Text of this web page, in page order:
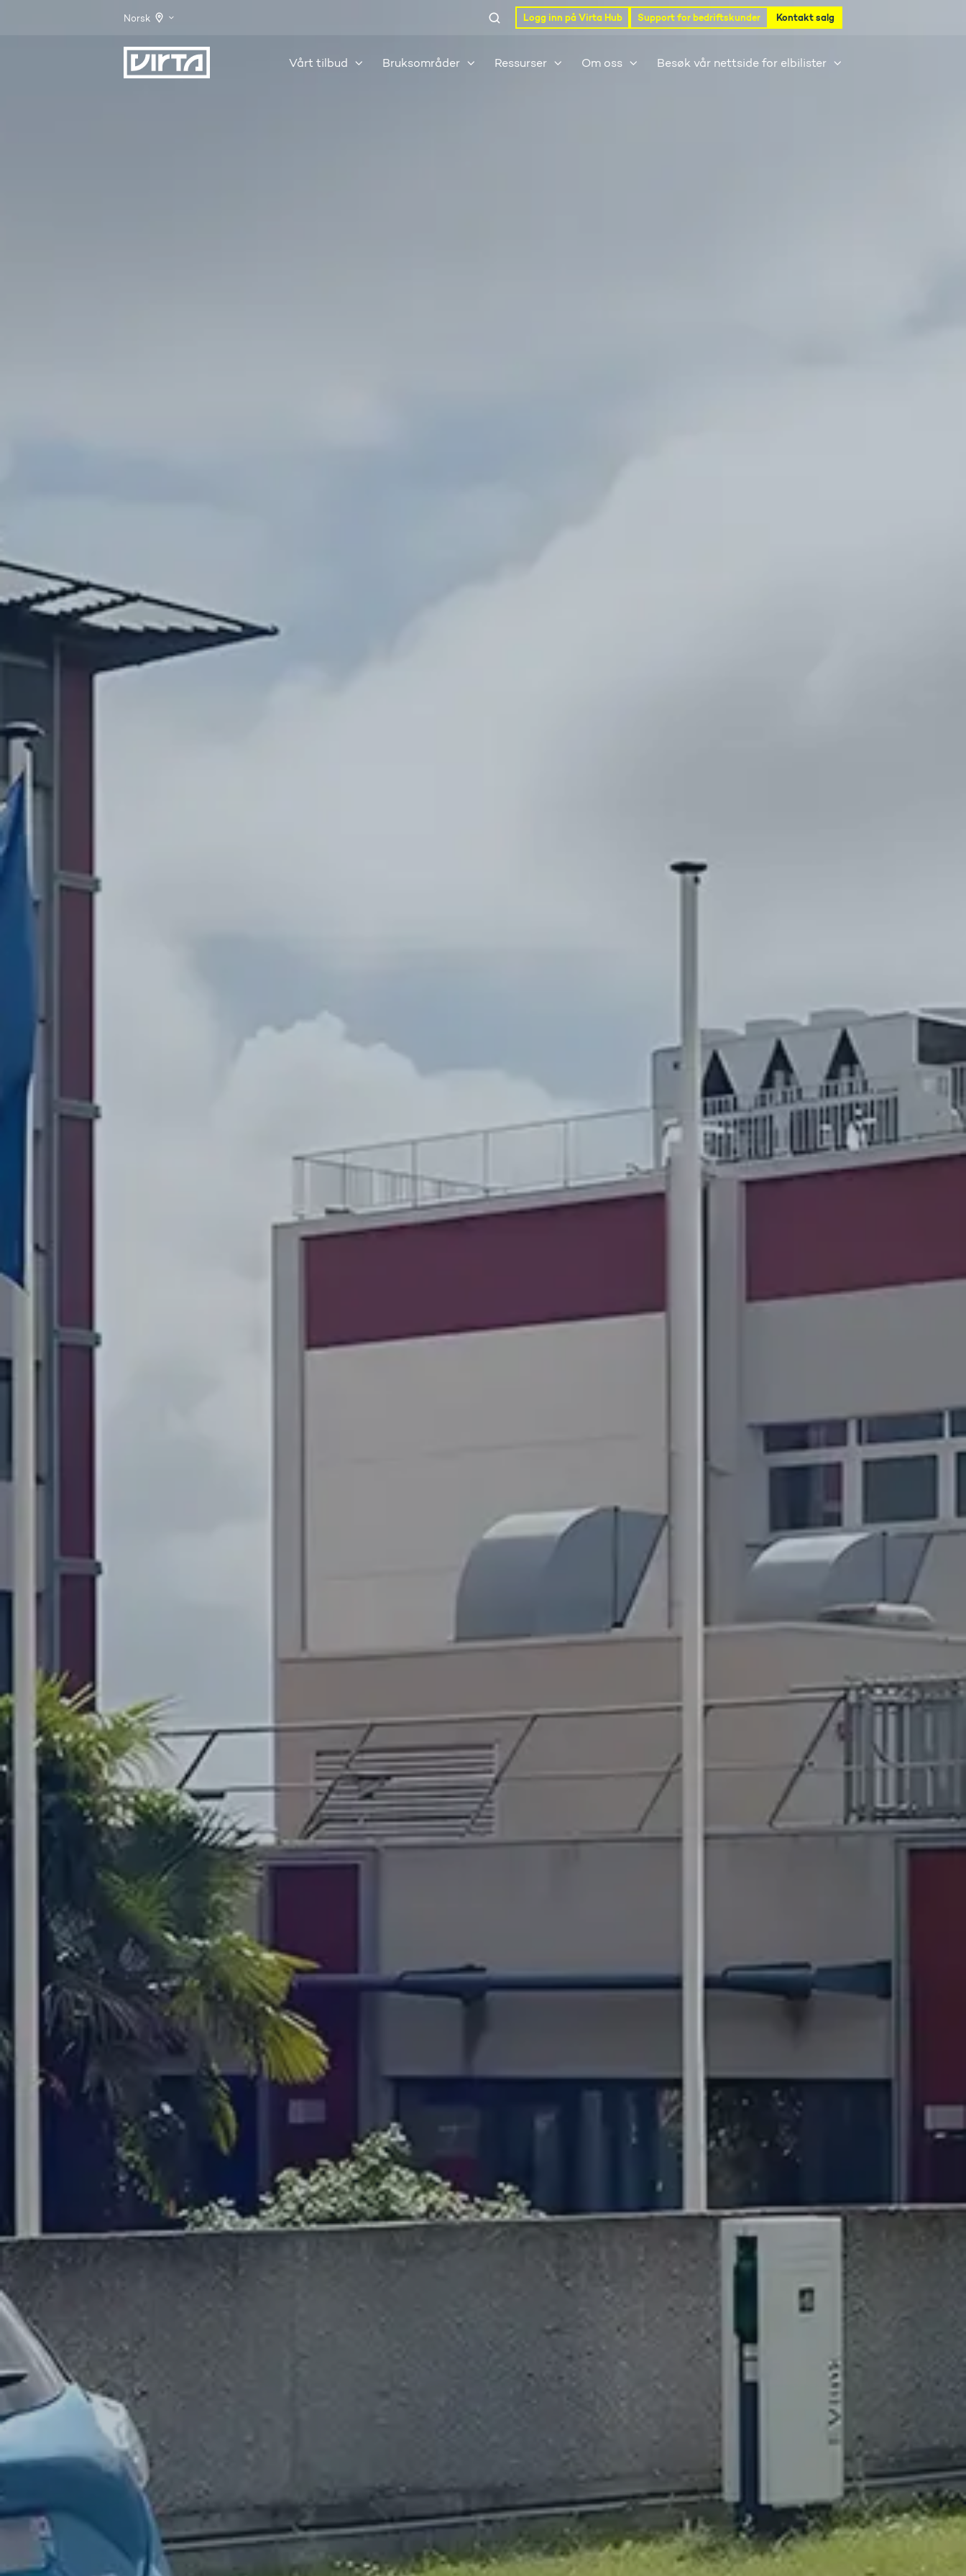
Norsk Logg inn på Virta Hub Support for bedriftskunder Kontakt salg
Vårt tilbud Bruksområder Ressurser Om oss Besøk vår nettside for elbilister